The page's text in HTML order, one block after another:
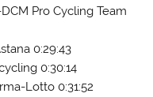
Pro Cycling Team
0:29:43
0:30:14
Lotto 0:31:52